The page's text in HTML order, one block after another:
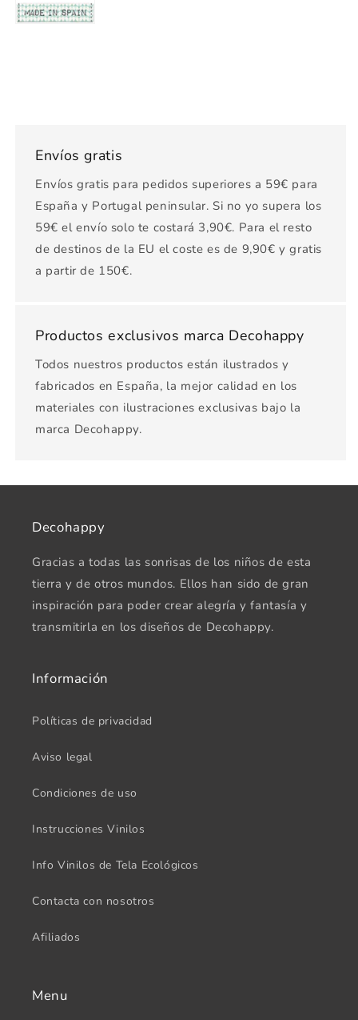
Envíos gratis
Envíos gratis para pedidos superiores a 59€ para
España y Portugal peninsular. Si no yo supera los
59€ el envío solo te costará 3,90€. Para el resto
de destinos de la EU el coste es de 9,90€ y gratis
a partir de 150€.
Productos exclusivos marca Decohappy
Todos nuestros productos están ilustrados y
fabricados en España, la mejor calidad en los
materiales con ilustraciones exclusivas bajo la
marca Decohappy.
Decohappy
Gracias a todas las sonrisas de los niños de esta
tierra y de otros mundos. Ellos han sido de gran
inspiración para poder crear alegría y fantasía y
transmitirla en los diseños de Decohappy.
Información
Políticas de privacidad
Aviso legal
Condiciones de uso
Instrucciones Vinilos
Info Vinilos de Tela Ecológicos
Contacta con nosotros
Afiliados
Menu